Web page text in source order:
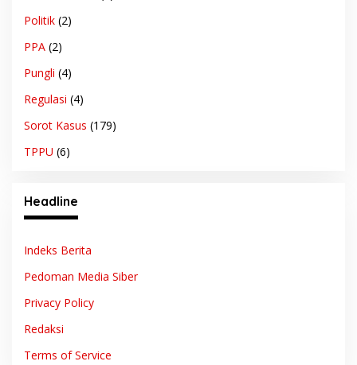
Politik (2)
PPA (2)
Pungli (4)
Regulasi (4)
Sorot Kasus (179)
TPPU (6)
Headline
Indeks Berita
Pedoman Media Siber
Privacy Policy
Redaksi
Terms of Service